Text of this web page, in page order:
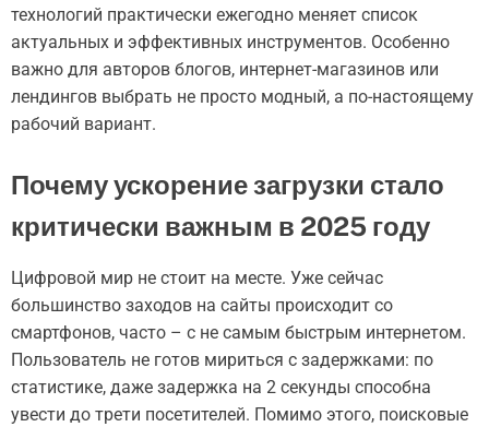
технологий практически ежегодно меняет список
актуальных и эффективных инструментов. Особенно
важно для авторов блогов, интернет-магазинов или
лендингов выбрать не просто модный, а по-настоящему
рабочий вариант.
Почему ускорение загрузки стало
критически важным в 2025 году
Цифровой мир не стоит на месте. Уже сейчас
большинство заходов на сайты происходит со
смартфонов, часто – с не самым быстрым интернетом.
Пользователь не готов мириться с задержками: по
статистике, даже задержка на 2 секунды способна
увести до трети посетителей. Помимо этого, поисковые